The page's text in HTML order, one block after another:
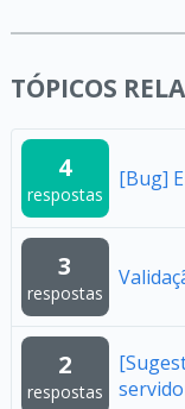
TÓPICOS
4
respostas
[Bug]
3
respostas
2
respostas